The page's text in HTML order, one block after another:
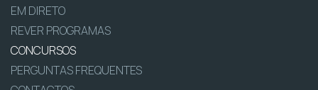
EM DIRETO
REVER PROGRAMAS
CONCURSOS
PERGUNTAS FREQUENTES